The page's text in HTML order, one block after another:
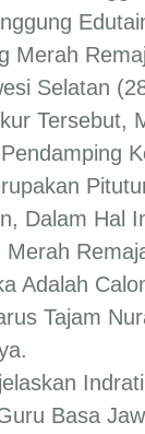
Merah
Selatan
Tersebut,
Dalam Hal
Merah
Adalah
Tajam
Basa